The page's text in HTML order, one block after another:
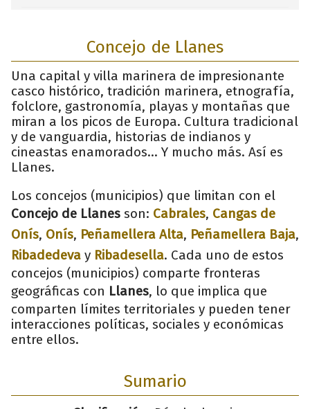
Concejo de Llanes
Una capital y villa marinera de impresionante
casco histórico, tradición marinera, etnografía,
folclore, gastronomía, playas y montañas que
miran a los picos de Europa. Cultura tradicional
y de vanguardia, historias de indianos y
cineastas enamorados... Y mucho más. Así es
Llanes.
Los concejos (municipios) que limitan con el
Concejo de Llanes son: Cabrales, Cangas de
Onís, Onís, Peñamellera Alta, Peñamellera Baja,
Ribadedeva y Ribadesella. Cada uno de estos
concejos (municipios) comparte fronteras
geográficas con Llanes, lo que implica que
comparten límites territoriales y pueden tener
interacciones políticas, sociales y económicas
entre ellos.
Sumario